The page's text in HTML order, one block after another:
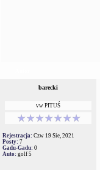
barecki
vw PITUŚ
Rejestracja: Czw 19 Sie, 2021
Posty: 7
Gadu-Gadu: 0
Auto: golf 5